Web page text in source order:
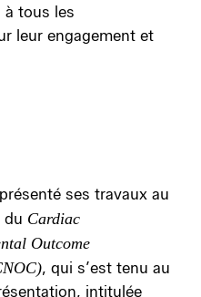
à tous les
leur engagement et
ses travaux au
du Cardiac
Outcome
, qui s’est tenu au
intitulée